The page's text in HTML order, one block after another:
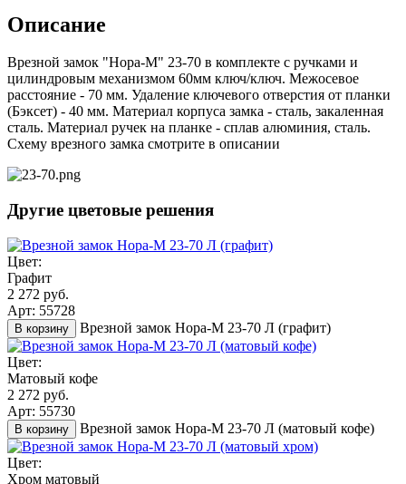
Описание
Врезной замок "Нора-М" 23-70 в комплекте с ручками и
цилиндровым механизмом 60мм ключ/ключ. Межосевое
расстояние - 70 мм. Удаление ключевого отверстия от планки
(Бэксет) - 40 мм. Материал корпуса замка - сталь, закаленная
сталь. Материал ручек на планке - сплав алюминия, сталь.
Схему врезного замка смотрите в описании
Другие цветовые решения
Цвет:
Графит
2 272 руб.
Арт: 55728
В корзину Врезной замок Нора-М 23-70 Л (графит)
Цвет:
Матовый кофе
2 272 руб.
Арт: 55730
В корзину Врезной замок Нора-М 23-70 Л (матовый кофе)
Цвет:
Хром матовый